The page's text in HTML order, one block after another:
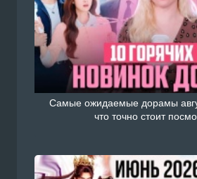
Самые ожидаемые дорамы
что точно стоит